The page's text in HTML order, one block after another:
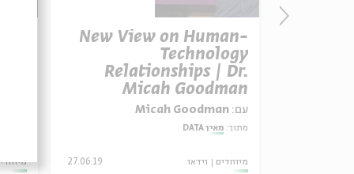
|
New View on Human-
Technology
Relationships | Dr.
Micah Goodman
עם: Micah Goodman
מתוך: מאין DATA
מיוחדים וידאו 27.06.19